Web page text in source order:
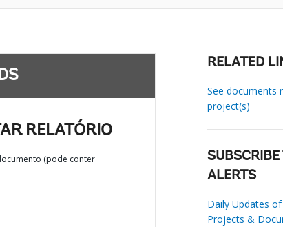
RELATÓRIO
(pode conter
RELATED
See documents
project(s)
SUBSCRIBE
ALERTS
Daily Updates
Projects &